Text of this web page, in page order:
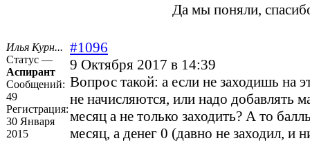
Да мы поняли,
Илья Курн...
Статус —
Аспирант
Сообщений:
49
Регистрация:
30 Января
2015
#1096
9 Октября 2017 в 14:39
Вопрос такой: а если не заходишь на
не начисляются, или надо добавлять
месяц а не только заходить? А то
месяц, а денег 0 (давно не заходил, и